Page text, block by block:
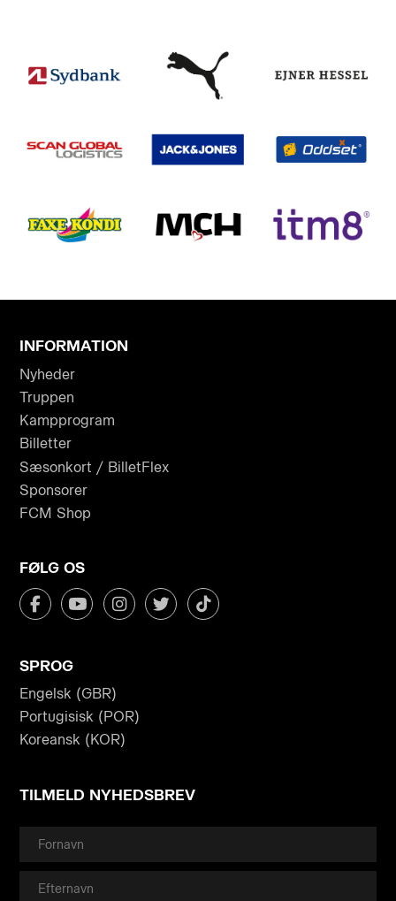
INFORMATION
Nyheder
Truppen
Kampprogram
Billetter
Sæsonkort / BilletFlex
Sponsorer
FCM Shop
FØLG OS
SPROG
Engelsk (GBR)
Portugisisk (POR)
Koreansk (KOR)
TILMELD NYHEDSBREV